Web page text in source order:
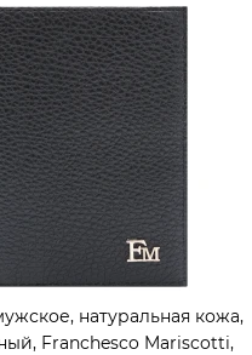
натуральная кожа,
Franchesco Mariscotti,